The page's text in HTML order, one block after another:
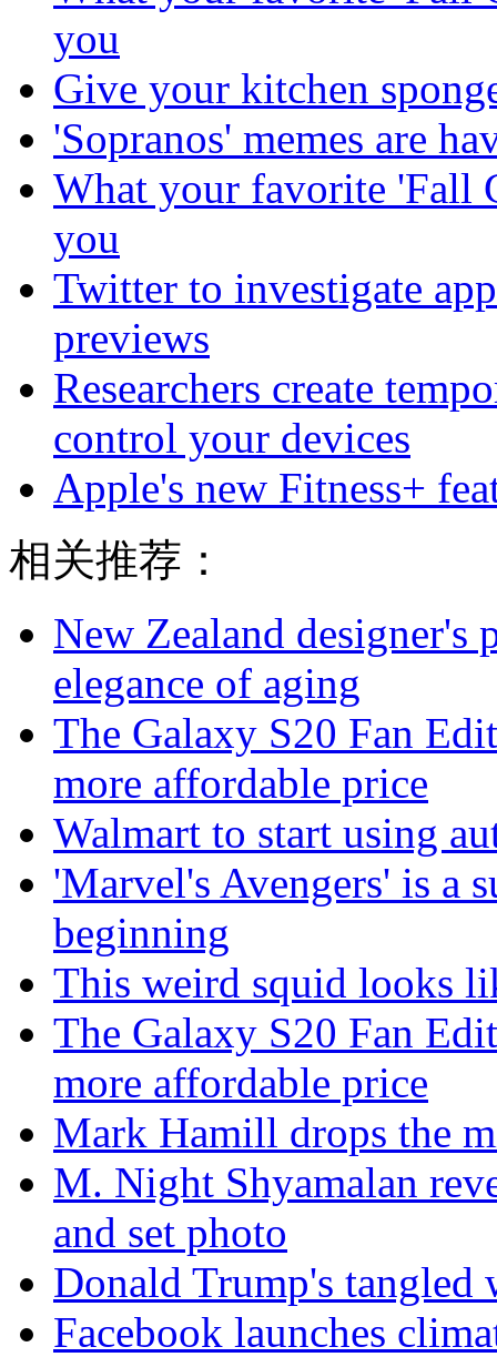
you
Give your kitchen
'Sopranos' memes are
What your favorite 'Fall
you
Twitter to investigate
previews
Researchers create
control your devices
Apple's new Fitness+
相关推荐：
New Zealand designer's
elegance of aging
The Galaxy S20 Fan
more affordable price
Walmart to start using
'Marvel's Avengers' is a
beginning
This weird squid looks
The Galaxy S20 Fan
more affordable price
Mark Hamill drops the
M. Night Shyamalan
and set photo
Donald Trump's tangled
Facebook launches